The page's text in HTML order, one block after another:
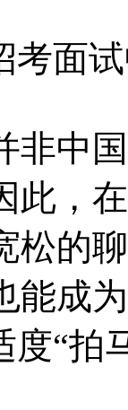
考面
非中
此，
松的
能成
度“拍